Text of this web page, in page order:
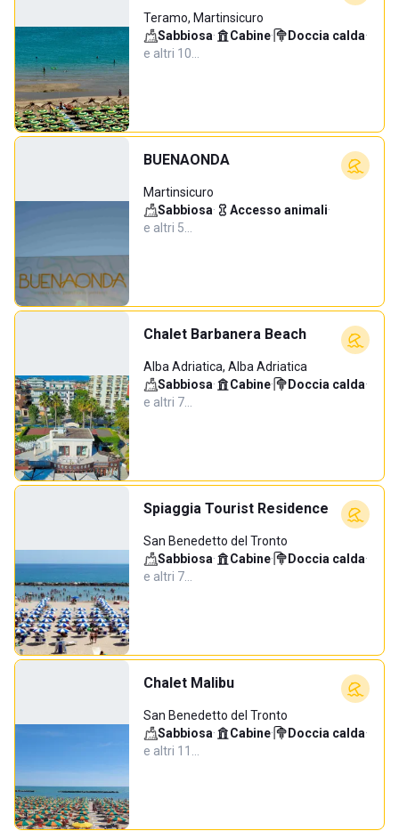
Teramo, Martinsicuro
Sabbiosa· Cabine· Doccia calda·
e altri 10…
BUENAONDA
Martinsicuro
Sabbiosa· Accesso animali·
e altri 5…
Chalet Barbanera Beach
Alba Adriatica, Alba Adriatica
Sabbiosa· Cabine· Doccia calda·
e altri 7…
Spiaggia Tourist Residence
San Benedetto del Tronto
Sabbiosa· Cabine· Doccia calda·
e altri 7…
Chalet Malibu
San Benedetto del Tronto
Sabbiosa· Cabine· Doccia calda·
e altri 11…